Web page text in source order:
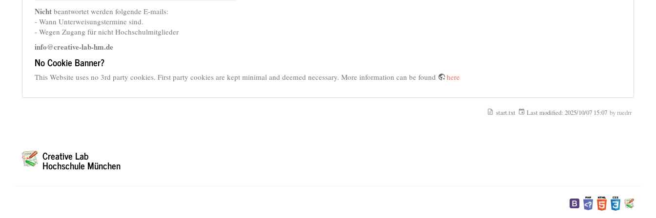
Nicht beantwortet werden folgende E-mails:
- Wann Unterweisungstermine sind.
- Wegen Zugang für nicht Hochschulmitglieder
info@creative-lab-hm.de
No Cookie Banner?
This Website uses no 3rd party cookies. First party cookies are kept minimal and deemed necessary. More information can be found here
start.txt Last modified: 2025/10/07 15:07 byruedrr
Creative Lab
Hochschule München